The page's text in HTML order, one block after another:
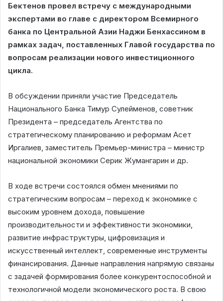
Бектенов провел встречу с международными
экспертами во главе с директором Всемирного
банка по Центральной Азии Наджи Бенхассином в
рамках задач, поставленных Главой государства по
вопросам реализации нового инвестиционного
цикла.
В обсуждении приняли участие Председатель
Национального Банка Тимур Сулейменов, советник
Президента – председатель Агентства по
стратегическому планированию и реформам Асет
Иргалиев, заместитель Премьер-министра – министр
национальной экономики Серик Жумангарин и др.
В ходе встречи состоялся обмен мнениями по
стратегическим вопросам – переход к экономике с
высоким уровнем дохода, повышение
производительности и эффективности экономики,
развитие инфраструктуры, цифровизация и
искусственный интеллект, современные инструменты
финансирования. Данные направления напрямую связаны
с задачей формирования более конкурентоспособной и
технологичной модели экономического роста. В свою